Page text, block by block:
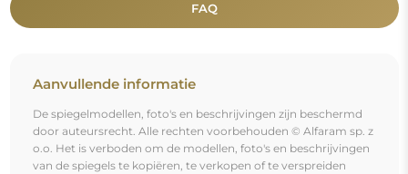
FAQ
Aanvullende informatie
De spiegelmodellen, foto's en beschrijvingen zijn beschermd
door auteursrecht. Alle rechten voorbehouden © Alfaram sp. z
o.o. Het is verboden om de modellen, foto's en beschrijvingen
van de spiegels te kopiëren, te verkopen of te verspreiden